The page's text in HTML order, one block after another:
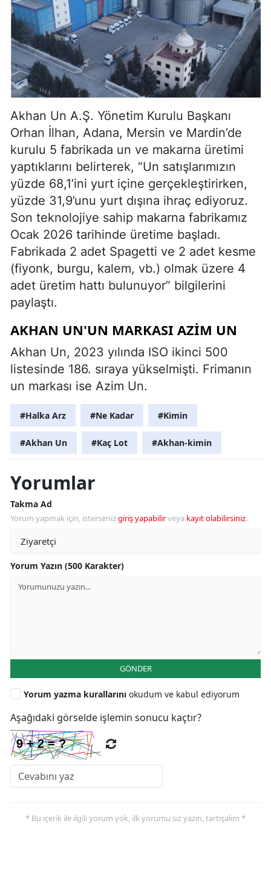
Akhan Un A.Ş. Yönetim Kurulu Başkanı
Orhan İlhan, Adana, Mersin ve Mardin’de
kurulu 5 fabrikada un ve makarna üretimi
yaptıklarını belirterek, “Un satışlarımızın
yüzde 68,1’ini yurt içine gerçekleştirirken,
yüzde 31,9’unu yurt dışına ihraç ediyoruz.
Son teknolojiye sahip makarna fabrikamız
Ocak 2026 tarihinde üretime başladı.
Fabrikada 2 adet Spagetti ve 2 adet kesme
(fiyonk, burgu, kalem, vb.) olmak üzere 4
adet üretim hattı bulunuyor” bilgilerini
paylaştı.
AKHAN UN'UN MARKASI AZIM UN
Akhan Un, 2023 yılında ISO ikinci 500
listesinde 186. sıraya yükselmişti. Frimanın
un markası ise Azim Un.
#Halka Arz #Ne Kadar #Kimin
#Akhan Un #Kaç Lot #Akhan-kimin
Yorumlar
Takma Ad
Yorum yapmak için, istersenizgiriş yapabilirveya kayıt olabilirsiniz.
Yorum Yazın (500 Karakter)
GÖNDER
Yorum yazma kurallarını okudum ve kabul ediyorum
Aşağıdaki görselde işlemin sonucu kaçtır?
* Bu içerik ile ilgili yorum yok, ilk yorumu siz yazın, tartışalım *